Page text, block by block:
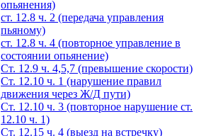
опьянения)
ст. 12.8 ч. 2 (передача управления
пьяному)
ст. 12.8 ч. 4 (повторное управление в
состоянии опьянение)
Ст. 12.9 ч. 4,5,7 (превышение скорости)
Ст. 12.10 ч. 1 (нарушение правил
движения через Ж/Д пути)
Ст. 12.10 ч. 3 (повторное нарушение ст.
12.10 ч. 1)
Ст. 12.15 ч. 4 (выезд на встречку)